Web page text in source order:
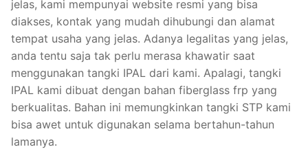
jelas, kami mempunyai website resmi yang bisa
diakses, kontak yang mudah dihubungi dan alamat
tempat usaha yang jelas. Adanya legalitas yang jelas,
anda tentu saja tak perlu merasa khawatir saat
menggunakan tangki IPAL dari kami. Apalagi, tangki
IPAL kami dibuat dengan bahan fiberglass frp yang
berkualitas. Bahan ini memungkinkan tangki STP kami
bisa awet untuk digunakan selama bertahun-tahun
lamanya.